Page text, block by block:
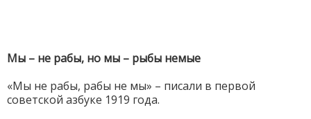
Мы – не рабы, но мы – рыбы немые
«Мы не рабы, рабы не мы» – писали в первой
советской азбуке 1919 года.